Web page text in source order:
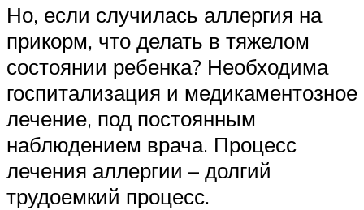
Но, если случилась аллергия на
прикорм, что делать в тяжелом
состоянии ребенка? Необходима
госпитализация и медикаментозное
лечение, под постоянным
наблюдением врача. Процесс
лечения аллергии – долгий
трудоемкий процесс.